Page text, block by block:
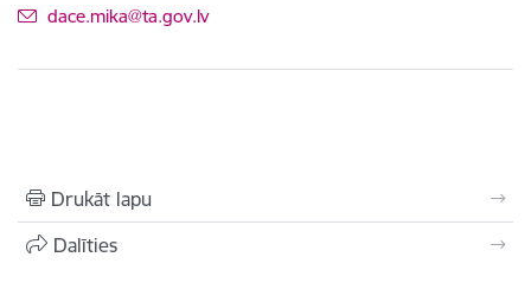
E-pasts:
dace.mika@ta.gov.lv
Drukāt lapu
Dalīties